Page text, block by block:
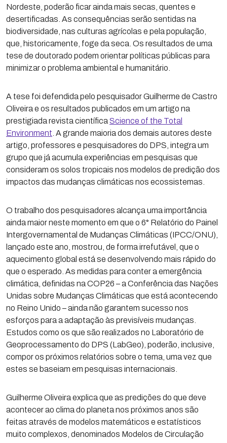
Nordeste, poderão ficar ainda mais secas, quentes e
desertificadas. As consequências serão sentidas na
biodiversidade, nas culturas agrícolas e pela população,
que, historicamente, foge da seca. Os resultados de uma
tese de doutorado podem orientar políticas públicas para
minimizar o problema ambiental e humanitário.
A tese foi defendida pelo pesquisador Guilherme de Castro
Oliveira e os resultados publicados em um artigo na
prestigiada revista científica Science of the Total
Environment . A grande maioria dos demais autores deste
artigo, professores e pesquisadores do DPS, integra um
grupo que já acumula experiências em pesquisas que
consideram os solos tropicais nos modelos de predição dos
impactos das mudanças climáticas nos ecossistemas.
O trabalho dos pesquisadores alcança uma importância
ainda maior neste momento em que o 6° Relatório do Painel
Intergovernamental de Mudanças Climáticas (IPCC/ONU),
lançado este ano, mostrou, de forma irrefutável, que o
aquecimento global está se desenvolvendo mais rápido do
que o esperado. As medidas para conter a emergência
climática, definidas na COP26 – a Conferência das Nações
Unidas sobre Mudanças Climáticas que está acontecendo
no Reino Unido – ainda não garantem sucesso nos
esforços para a adaptação às previsíveis mudanças.
Estudos como os que são realizados no Laboratório de
Geoprocessamento do DPS (LabGeo), poderão, inclusive,
compor os próximos relatórios sobre o tema, uma vez que
estes se baseiam em pesquisas internacionais.
Guilherme Oliveira explica que as predições do que deve
acontecer ao clima do planeta nos próximos anos são
feitas através de modelos matemáticos e estatísticos
muito complexos, denominados Modelos de Circulação